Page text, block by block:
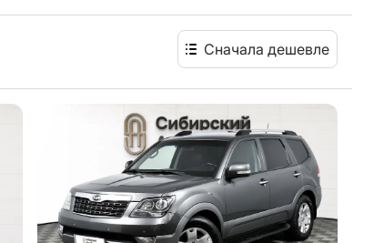
Сначала дешевле